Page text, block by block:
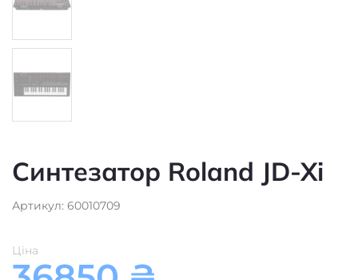
Синтезатор Roland JD-Xi
Ціна